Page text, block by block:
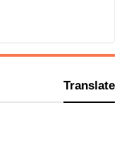
Translate